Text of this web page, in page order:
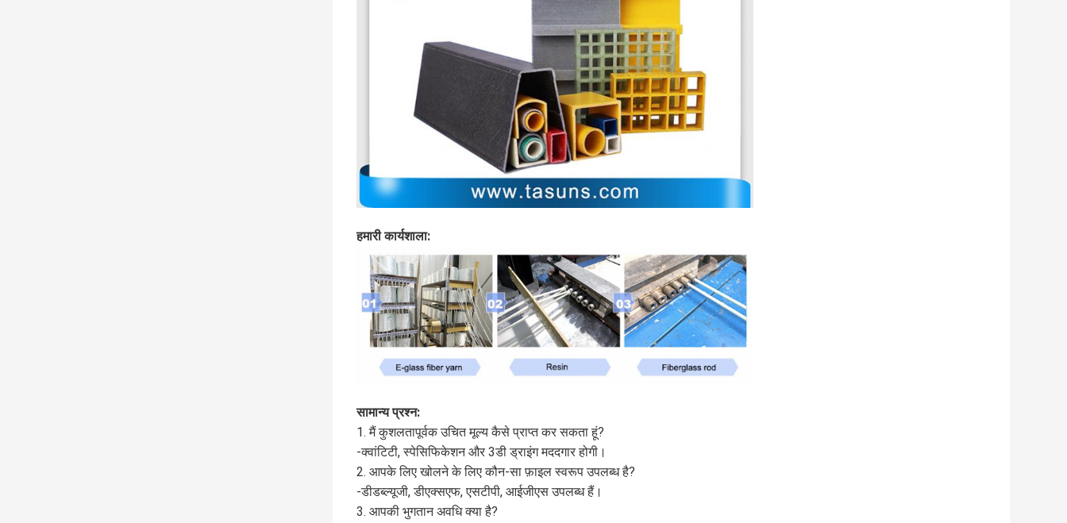
हमारी कार्यशाला:
सामान्य प्रश्न:
1. मैं कुशलतापूर्वक उचित मूल्य कैसे प्राप्त कर सकता हूं?
-क्वांटिटी, स्पेसिफिकेशन और 3डी ड्राइंग मददगार होगी।
2. आपके लिए खोलने के लिए कौन-सा फ़ाइल स्वरूप उपलब्ध है?
-डीडब्ल्यूजी, डीएक्सएफ, एसटीपी, आईजीएस उपलब्ध हैं।
3. आपकी भुगतान अवधि क्या है?